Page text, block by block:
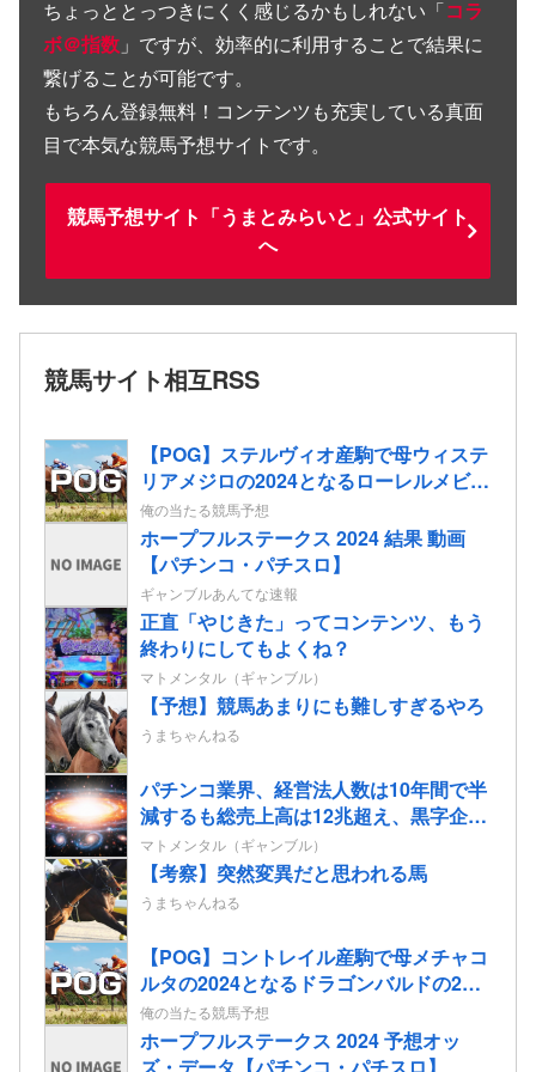
ちょっととっつきにくく感じるかもしれない「コラ
ボ＠指数 」ですが、効率的に利用することで結果に
繋げることが可能です。
もちろん登録無料！コンテンツも充実している真面
目で本気な競馬予想サイトです。
競馬予想サイト「うまとみらいと」公式サイト
へ
競馬サイト相互RSS
【POG】ステルヴィオ産駒で母ウィステ
リアメジロの2024となるローレルメビウ
スの2歳情報
俺の当たる競馬予想
ホープフルステークス 2024 結果 動画
【パチンコ・パチスロ】
ギャンブルあんてな速報
正直「やじきた」ってコンテンツ、もう
終わりにしてもよくね？
マトメンタル（ギャンブル）
【予想】競馬あまりにも難しすぎるやろ
うまちゃんねる
パチンコ業界、経営法人数は10年間で半
減するも総売上高は12兆超え、黒字企業
割合はコロナ前の水準に回復
マトメンタル（ギャンブル）
【考察】突然変異だと思われる馬
うまちゃんねる
【POG】コントレイル産駒で母メチャコ
ルタの2024となるドラゴンバルドの2歳
情報
俺の当たる競馬予想
ホープフルステークス 2024 予想オッ
ズ・データ【パチンコ・パチスロ】